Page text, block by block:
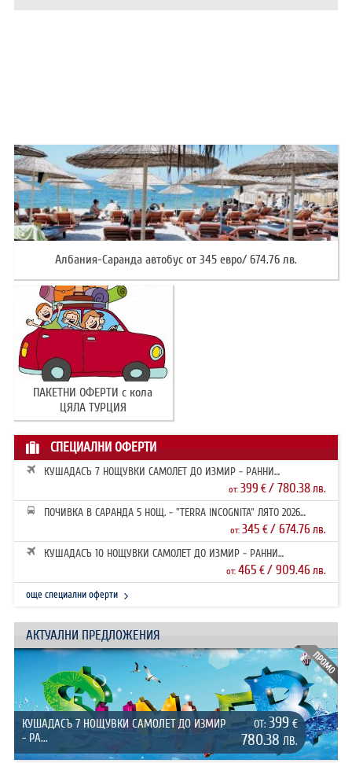
ЗА НАС
КОНТАКТИ
ОБЩИ УСЛОВИЯ ПАКЕТНИ
ПЪТУВАНИЯ
ПОЛИТИКА ЗА ПОВЕРИТЕЛНОСТ
Албания-Саранда автобус от 345 евро/ 674.76 лв.
ПАКЕТНИ ОФЕРТИ с кола
ЦЯЛА ТУРЦИЯ
СПЕЦИАЛНИ ОФЕРТИ
КУШАДАСЪ 7 НОЩУВКИ САМОЛЕТ ДО ИЗМИР - РАННИ
от:399 €/ 780.38лв.
ПОЧИВКА В САРАНДА 5 НОЩ. - "TERRA INCOGNITA" ЛЯТО 2026
от:345 €/ 674.76лв.
КУШАДАСЪ 10 НОЩУВКИ САМОЛЕТ ДО ИЗМИР - РАННИ
от:465 €/ 909.46лв.
още специални оферти
АКТУАЛНИ ПРЕДЛОЖЕНИЯ
КУШАДАСЪ 7 НОЩУВКИ САМОЛЕТ ДО ИЗМИР
- РА...
ОТ: 399 €
780.38 ЛВ.